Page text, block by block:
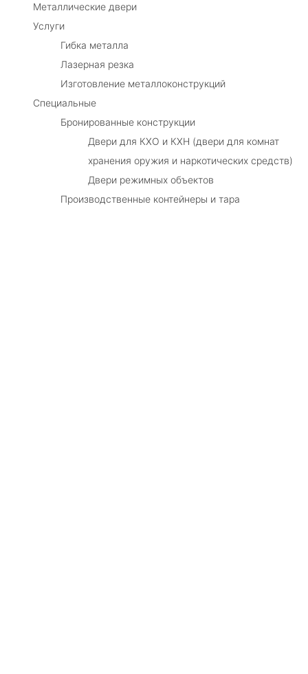
Металлические двери
Услуги
Гибка металла
Лазерная резка
Изготовление металлоконструкций
Специальные
Бронированные конструкции
Двери для КХО и КХН (двери для комнат
хранения оружия и наркотических средств)
Двери режимных объектов
Производственные контейнеры и тара